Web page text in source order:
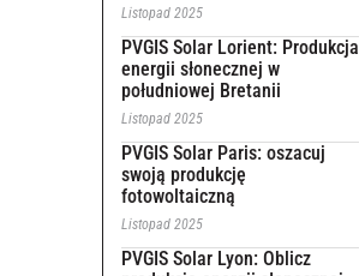
Listopad 2025
PVGIS Solar Lorient: Produkcja
energii słonecznej w
południowej Bretanii
Listopad 2025
PVGIS Solar Paris: oszacuj
swoją produkcję
fotowoltaiczną
Listopad 2025
PVGIS Solar Lyon: Oblicz